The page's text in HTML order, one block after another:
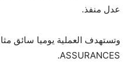
عدل منفذ.
ASSURANCES.